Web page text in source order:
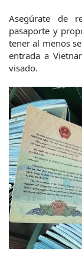
Asegúrate de
pasaporte y
tener al menos
entrada a
visado.